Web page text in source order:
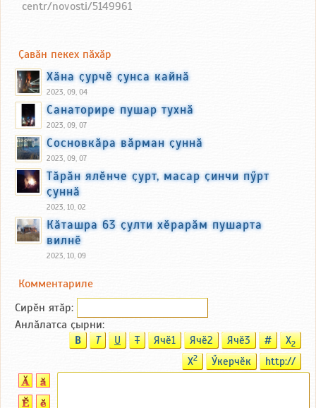
centr/novosti/5149961
Ҫавӑн пекех пӑхӑр
Хӑна ҫурчӗ ҫунса кайнӑ
2023, 09, 04
Санаторире пушар тухнӑ
2023, 09, 07
Сосновкӑра вӑрман ҫуннӑ
2023, 09, 07
Тӑрӑн ялӗнче ҫурт, масар ҫинчи пӳрт
ҫуннӑ
2023, 10, 02
Кӑташра 63 ҫулти хӗрарӑм пушарта
вилнӗ
2023, 10, 09
Комментариле
Сирӗн ятӑp:
Анлӑлатса ҫырни:
B T U T Ячӗ1 Ячӗ2 Ячӗ3 # X2
X2 Ӳкерчӗк http://